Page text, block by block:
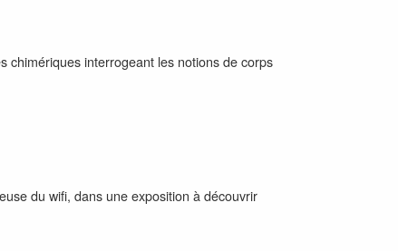
chimériques interrogeant les notions de corps
du wifi, dans une exposition à découvrir